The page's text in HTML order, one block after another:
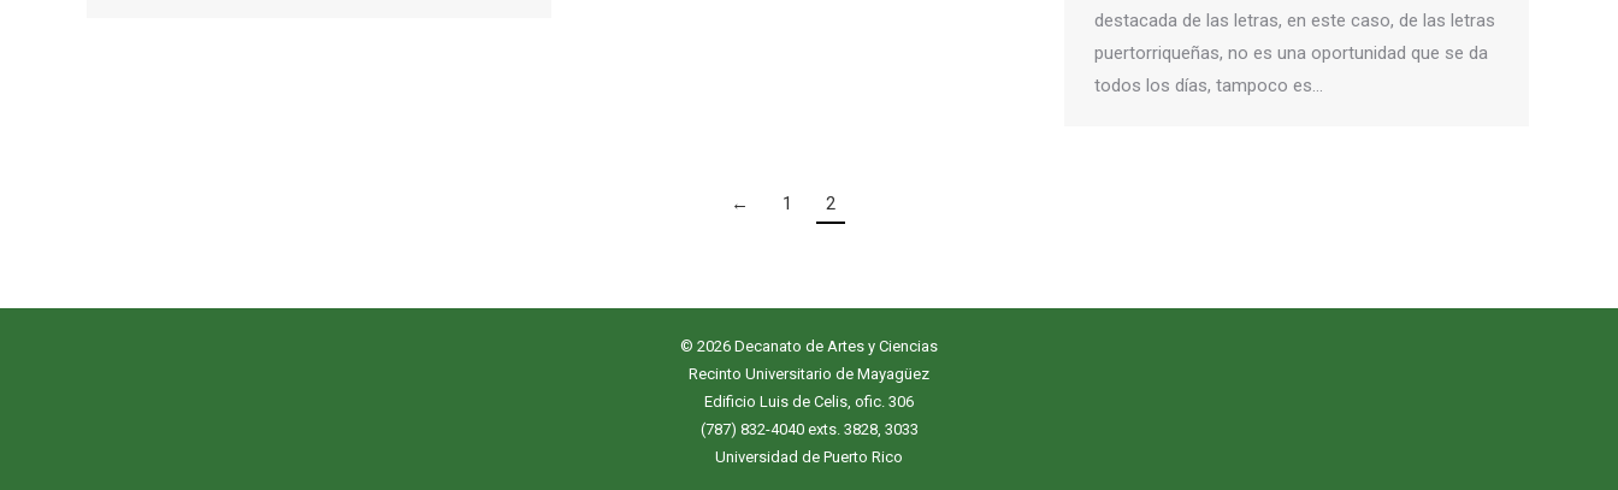
destacada de las letras, en este caso, de las letras
puertorriqueñas, no es una oportunidad que se da
todos los días, tampoco es…
← 1 2
© 2026 Decanato de Artes y Ciencias
Recinto Universitario de Mayagüez
Edificio Luis de Celis, ofic. 306
(787) 832-4040 exts. 3828, 3033
Universidad de Puerto Rico